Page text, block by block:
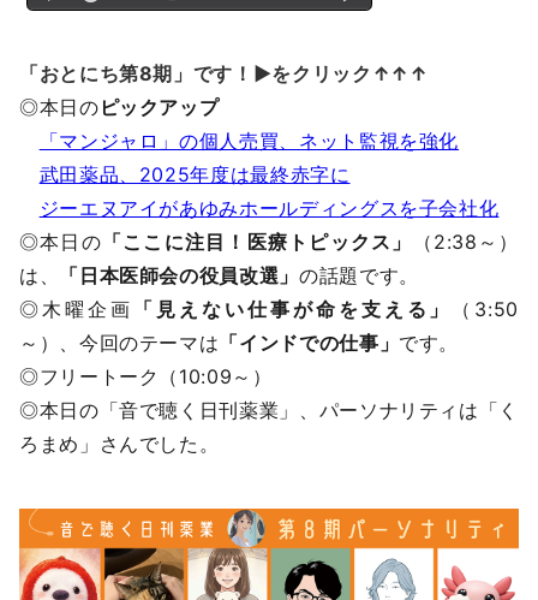
「おとにち第8期」です！▶をクリック↑↑↑
◎本日の ピックアップ
「マンジャロ」の個人売買、ネット監視を強化
武田薬品、2025年度は最終赤字に
ジーエヌアイがあゆみホールディングスを子会社化
◎本日の 「ここに注目！医療トピックス」
（2:38～）
は、
「日本医師会の役員改選」 の話題です。
◎木曜企画 「見えない仕事が命を支える」
（3:50
～）、今回のテーマは 「インドでの仕事」 です。
◎フリートーク（10:09～）
◎本日の「音で聴く日刊薬業」、パーソナリティは「く
ろまめ」さんでした。